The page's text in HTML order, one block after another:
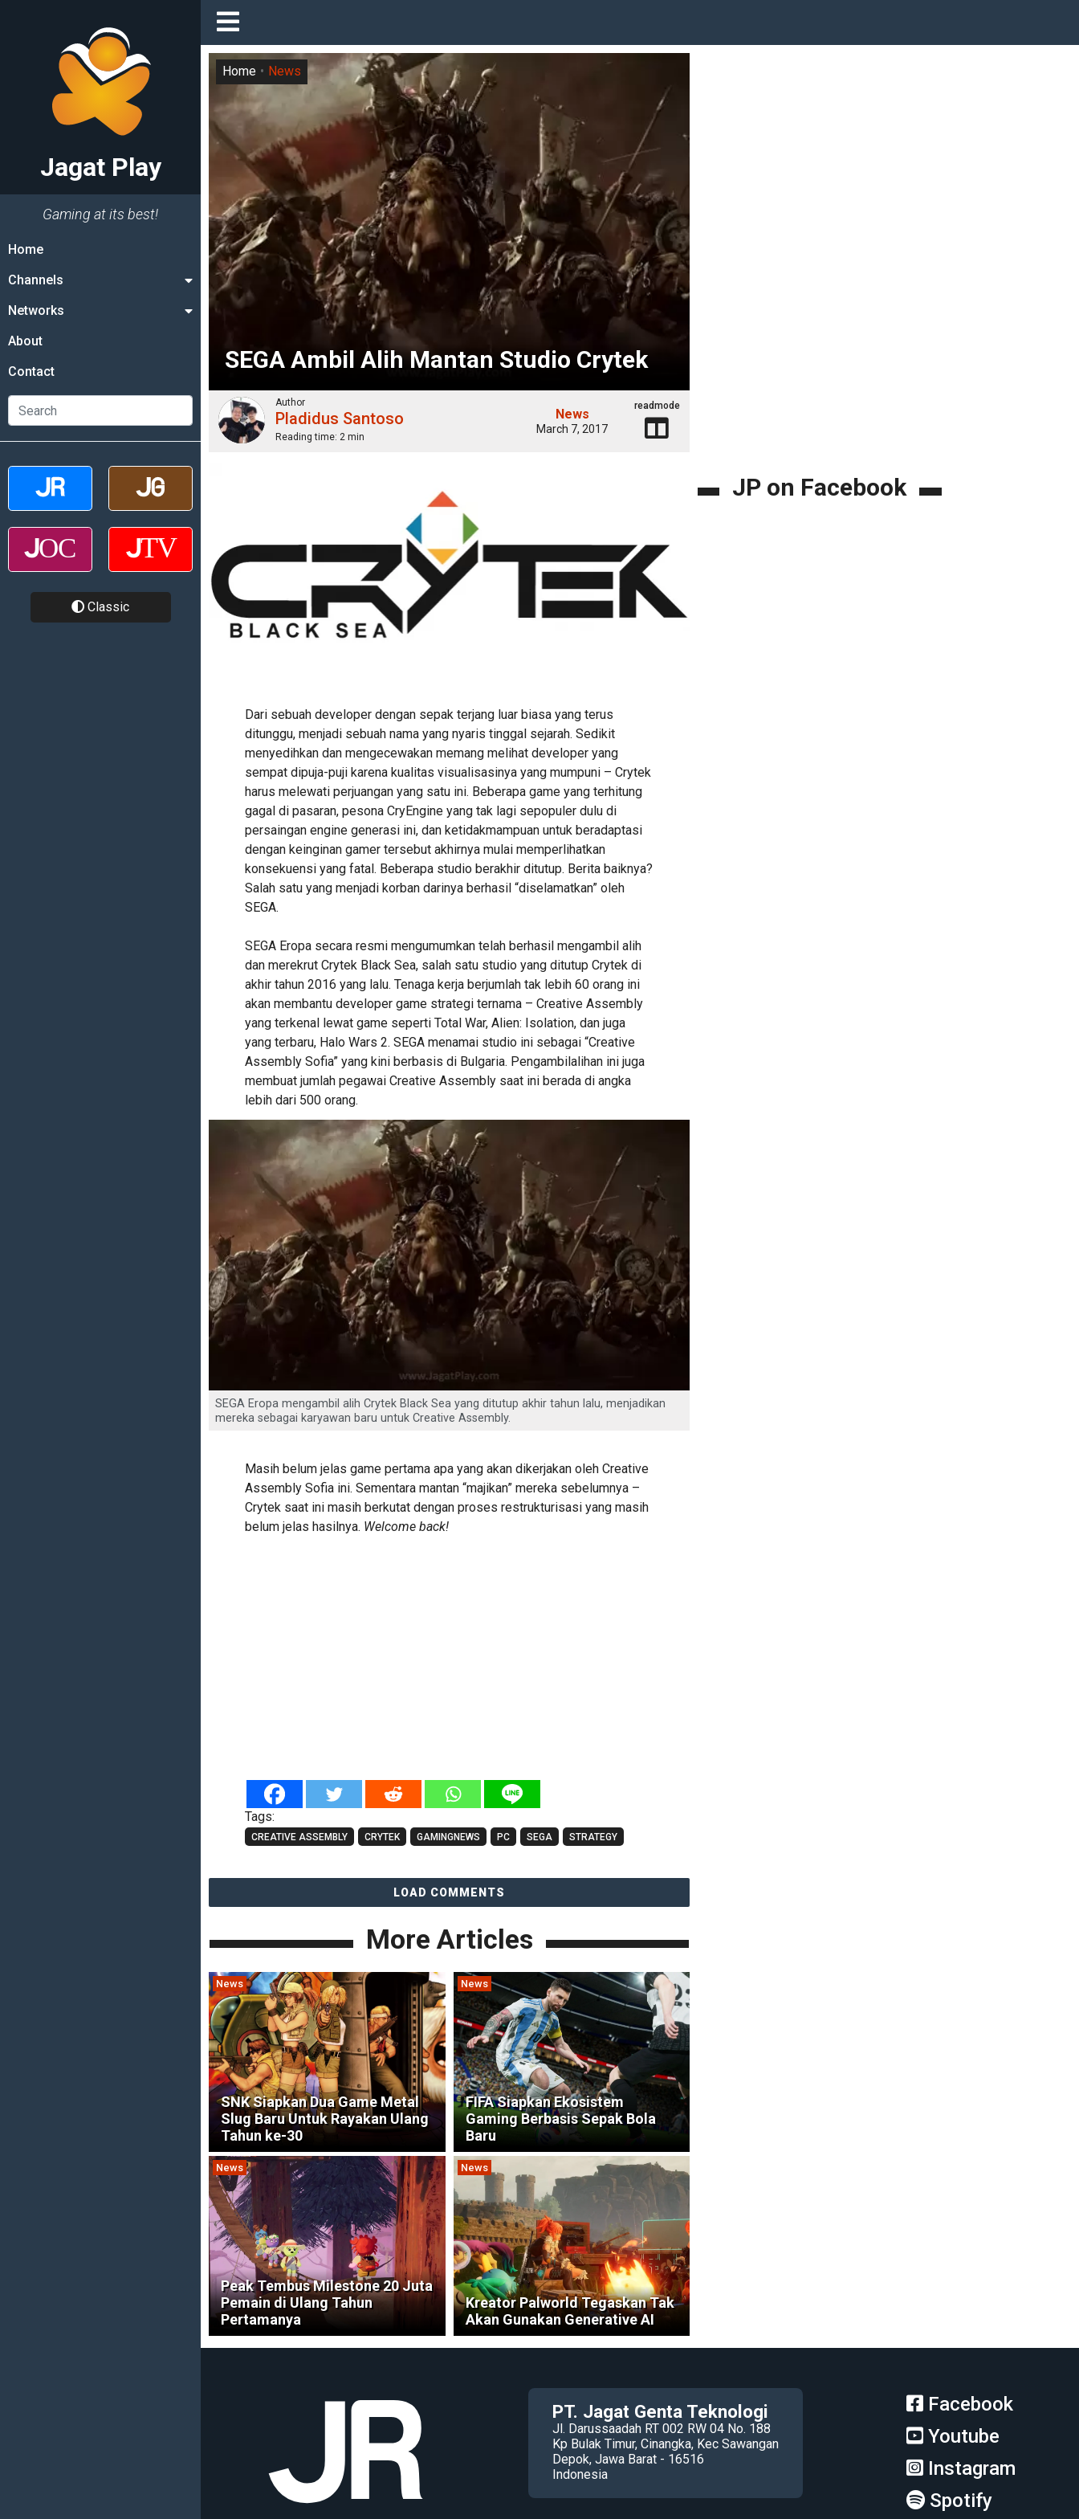
Jagat Play
Gaming at its best!
Home
Channels
Networks
About
Contact
Classic
SEGA Ambil Alih Mantan Studio Crytek
Home News
Author
Pladidus Santoso
Reading time: 2 min
News
March 7, 2017
readmode
Dari sebuah developer dengan sepak terjang luar biasa yang terus
ditunggu, menjadi sebuah nama yang nyaris tinggal sejarah. Sedikit
menyedihkan dan mengecewakan memang melihat developer yang
sempat dipuja-puji karena kualitas visualisasinya yang mumpuni – Crytek
harus melewati perjuangan yang satu ini. Beberapa game yang terhitung
gagal di pasaran, pesona CryEngine yang tak lagi sepopuler dulu di
persaingan engine generasi ini, dan ketidakmampuan untuk beradaptasi
dengan keinginan gamer tersebut akhirnya mulai memperlihatkan
konsekuensi yang fatal. Beberapa studio berakhir ditutup. Berita baiknya?
Salah satu yang menjadi korban darinya berhasil “diselamatkan” oleh
SEGA.
SEGA Eropa secara resmi mengumumkan telah berhasil mengambil alih
dan merekrut Crytek Black Sea, salah satu studio yang ditutup Crytek di
akhir tahun 2016 yang lalu. Tenaga kerja berjumlah tak lebih 60 orang ini
akan membantu developer game strategi ternama – Creative Assembly
yang terkenal lewat game seperti Total War, Alien: Isolation, dan juga
yang terbaru, Halo Wars 2. SEGA menamai studio ini sebagai “Creative
Assembly Sofia” yang kini berbasis di Bulgaria. Pengambilalihan ini juga
membuat jumlah pegawai Creative Assembly saat ini berada di angka
lebih dari 500 orang.
SEGA Eropa mengambil alih Crytek Black Sea yang ditutup akhir tahun lalu, menjadikan
mereka sebagai karyawan baru untuk Creative Assembly.
Masih belum jelas game pertama apa yang akan dikerjakan oleh Creative
Assembly Sofia ini. Sementara mantan “majikan” mereka sebelumnya –
Crytek saat ini masih berkutat dengan proses restrukturisasi yang masih
belum jelas hasilnya. Welcome back!
Tags:
CREATIVE ASSEMBLY CRYTEK GAMINGNEWS PC SEGA STRATEGY
LOAD COMMENTS
More Articles
News
SNK Siapkan Dua Game Metal
Slug Baru Untuk Rayakan Ulang
Tahun ke-30
News
FIFA Siapkan Ekosistem
Gaming Berbasis Sepak Bola
Baru
News
Peak Tembus Milestone 20 Juta
Pemain di Ulang Tahun
Pertamanya
News
Kreator Palworld Tegaskan Tak
Akan Gunakan Generative AI
JP on Facebook
PT. Jagat Genta Teknologi
Jl. Darussaadah RT 002 RW 04 No. 188
Kp Bulak Timur, Cinangka, Kec Sawangan
Depok, Jawa Barat - 16516
Indonesia
Facebook
Youtube
Instagram
Spotify